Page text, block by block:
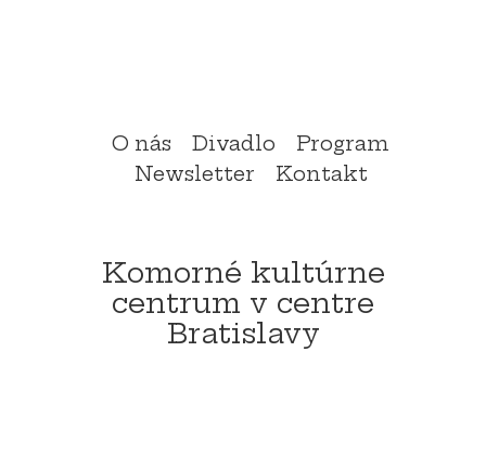
O nás Divadlo
Program
Newsletter
Kontakt
Komorné kultúrne
centrum v centre
Bratislavy